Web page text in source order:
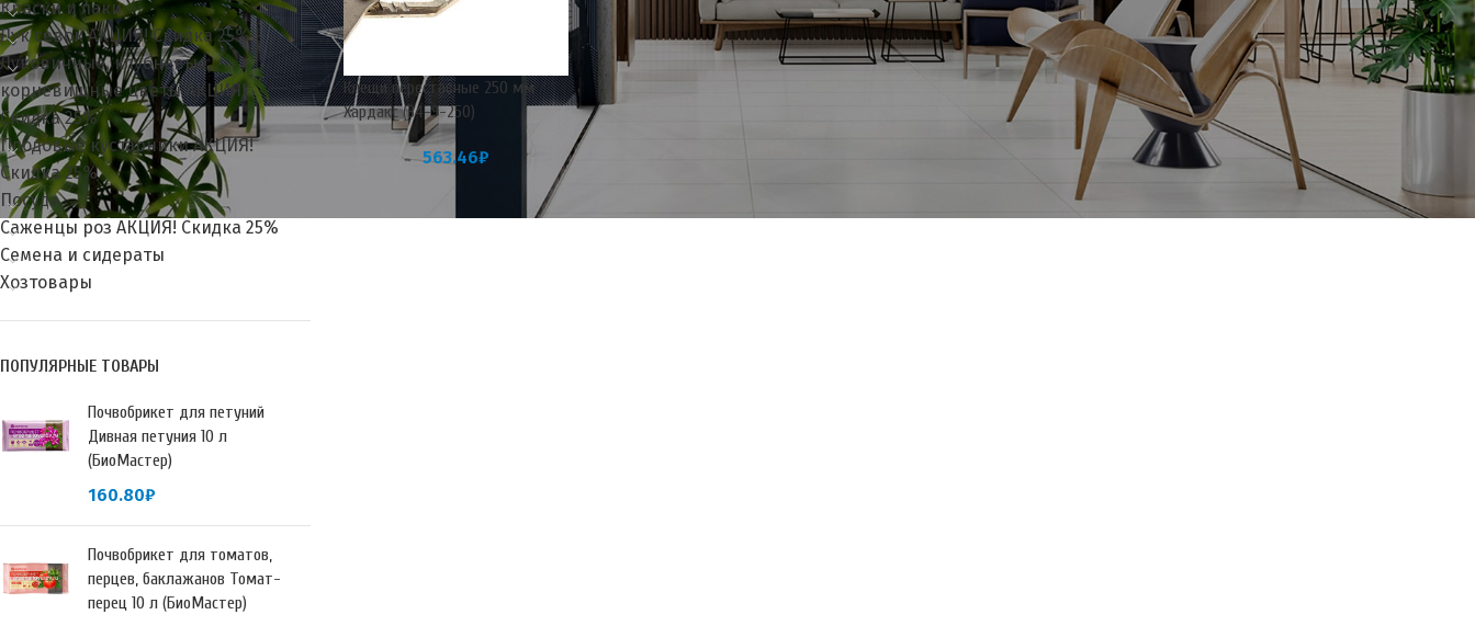
Краски и лаки
Лук севок АКЦИЯ! Скидка 25%
Луковичные, клубневые,
корневищные цветы АКЦИЯ!
Скидка 25%
Плодовые кустарники АКЦИЯ!
Скидка 25%
Посуда
Саженцы роз АКЦИЯ! Скидка 25%
Семена и сидераты
Хозтовары
ПОПУЛЯРНЫЕ ТОВАРЫ
Почвобрикет для петуний
Дивная петуния 10 л
(БиоМастер)
160.80₽
Почвобрикет для томатов,
перцев, баклажанов Томат-
перец 10 л (БиоМастер)
Клещи переставные 250 мм
Хардакс (34-9-250)
563.46₽